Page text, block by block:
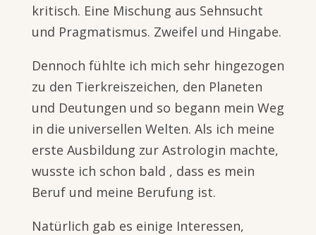
kritisch. Eine Mischung aus Sehnsucht
und Pragmatismus. Zweifel und Hingabe.
Dennoch fühlte ich mich sehr hingezogen
zu den Tierkreiszeichen, den Planeten
und Deutungen und so begann mein Weg
in die universellen Welten. Als ich meine
erste Ausbildung zur Astrologin machte,
wusste ich schon bald , dass es mein
Beruf und meine Berufung ist.
Natürlich gab es einige Interessen,